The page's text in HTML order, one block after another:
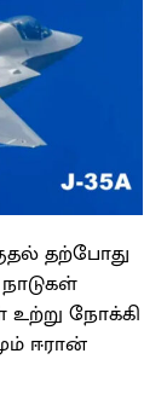
தற்போது
நோக்கி
ஈரான்